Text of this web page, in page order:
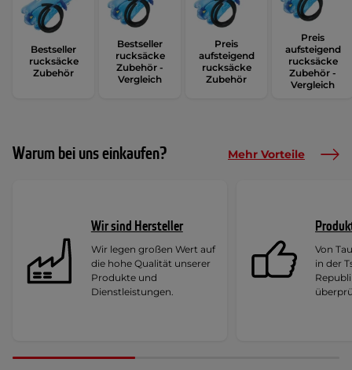
Bestseller
rucksäcke
Zubehör
Bestseller
rucksäcke
Zubehör -
Vergleich
Preis
aufsteigend
rucksäcke
Zubehör
Preis
aufsteigend
rucksäcke
Zubehör -
Vergleich
Warum bei uns einkaufen? Mehr Vorteile
Wir sind Hersteller
Wir legen großen Wert auf
die hohe Qualität unserer
Produkte und
Dienstleistungen.
Von
in der